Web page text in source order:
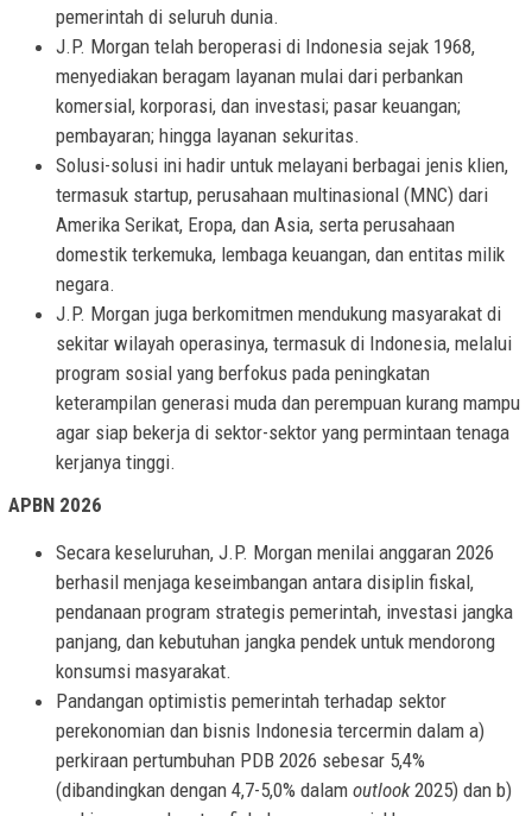
pemerintah di seluruh dunia.
J.P. Morgan telah beroperasi di Indonesia sejak 1968,
menyediakan beragam layanan mulai dari perbankan
komersial, korporasi, dan investasi; pasar keuangan;
pembayaran; hingga layanan sekuritas.
Solusi-solusi ini hadir untuk melayani berbagai jenis klien,
termasuk startup, perusahaan multinasional (MNC) dari
Amerika Serikat, Eropa, dan Asia, serta perusahaan
domestik terkemuka, lembaga keuangan, dan entitas milik
negara.
J.P. Morgan juga berkomitmen mendukung masyarakat di
sekitar wilayah operasinya, termasuk di Indonesia, melalui
program sosial yang berfokus pada peningkatan
keterampilan generasi muda dan perempuan kurang mampu
agar siap bekerja di sektor-sektor yang permintaan tenaga
kerjanya tinggi.
APBN 2026
Secara keseluruhan, J.P. Morgan menilai anggaran 2026
berhasil menjaga keseimbangan antara disiplin fiskal,
pendanaan program strategis pemerintah, investasi jangka
panjang, dan kebutuhan jangka pendek untuk mendorong
konsumsi masyarakat.
Pandangan optimistis pemerintah terhadap sektor
perekonomian dan bisnis Indonesia tercermin dalam a)
perkiraan pertumbuhan PDB 2026 sebesar 5,4%
(dibandingkan dengan 4,7-5,0% dalam outlook2025) dan b)